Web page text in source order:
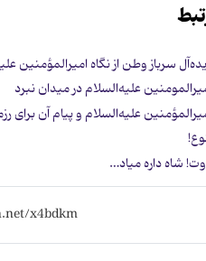
سرباز وطن از نگاه امیرالمؤمنین
علیه‌السلام در میدان نبرد
علیه‌السلام و پیام آن برای
شاه داره میاد…